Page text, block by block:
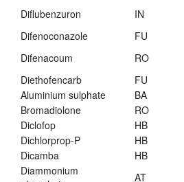
Diflubenzuron
IN
Difenoconazole
FU
Difenacoum
RO
Diethofencarb
FU
Aluminium sulphate
BA
Bromadiolone
RO
Diclofop
HB
Dichlorprop-P
HB
Dicamba
HB
Diammonium
AT